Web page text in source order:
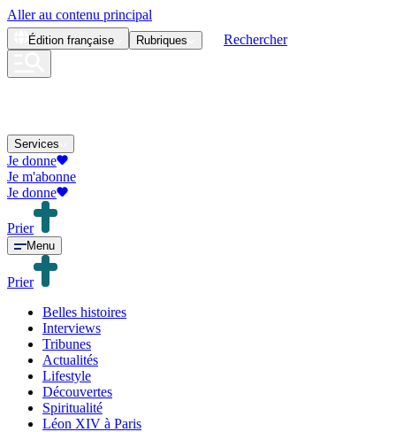
Aller au contenu principal
Édition française Rubriques Rechercher
Services
Je donne
Je m'abonne
Je donne
Prier
Menu
Prier
Belles histoires
Interviews
Tribunes
Actualités
Lifestyle
Découvertes
Spiritualité
Léon XIV à Paris